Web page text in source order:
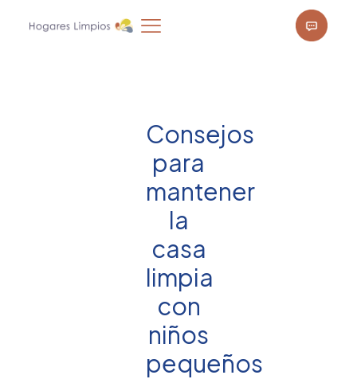
Consejos
para
mantener
la
casa
limpia
con
niños
pequeños